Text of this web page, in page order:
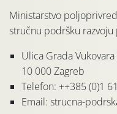
Ministarstvo
stručnu podršku
Ulica Grada
10 000 Zagreb
Telefon: ++385 (0)1
Email: strucna-